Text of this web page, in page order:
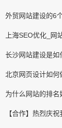
外贸网站建设的6
北京网页设计如